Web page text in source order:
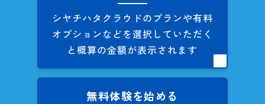
シヤチハタクラウドのプランや有料
オプションなどを選択していただく
と概算の金額が表示されます
無料体験を始める